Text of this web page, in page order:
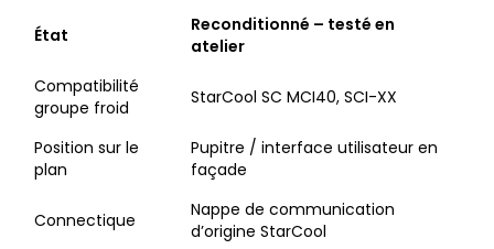
État
Reconditionné – testé en
atelier
Compatibilité
groupe froid
StarCool SC MCI40, SCI-XX
Position sur le
plan
Pupitre / interface utilisateur en
façade
Connectique
Nappe de communication
d’origine StarCool